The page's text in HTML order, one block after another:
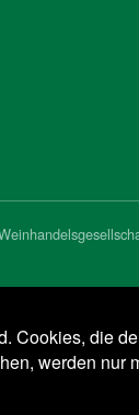
Cookies, die
werden nur